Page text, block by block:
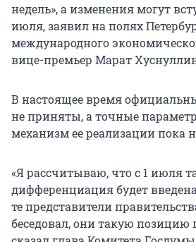
недель», а изменения могут
июля, заявил на полях
международного
вице-премьер Марат
В настоящее время
не приняты, а точные
механизм ее реализации пока
«Я рассчитываю, что с 1 июля
дифференциация будет
те представители
беседовал, они такую позицию